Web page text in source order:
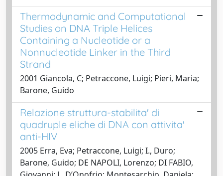
Thermodynamic and Computational
Studies on DNA Triple Helices
Containing a Nucleotide or a
Nonnucleotide Linker in the Third
Strand
2001 Giancola, C; Petraccone, Luigi; Pieri, Maria;
Barone, Guido
Relazione struttura-stabilita' di
quadruple eliche di DNA con attivita'
anti-HIV
2005 Erra, Eva; Petraccone, Luigi; I., Duro;
Barone, Guido; DE NAPOLI, Lorenzo; DI FABIO,